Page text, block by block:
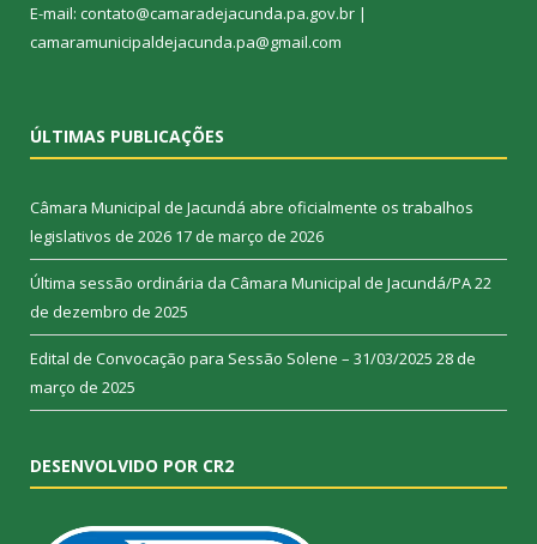
E-mail: contato@camaradejacunda.pa.gov.br |
camaramunicipaldejacunda.pa@gmail.com
ÚLTIMAS PUBLICAÇÕES
Câmara Municipal de Jacundá abre oficialmente os trabalhos
legislativos de 2026 17 de março de 2026
Última sessão ordinária da Câmara Municipal de Jacundá/PA22
de dezembro de 2025
Edital de Convocação para Sessão Solene – 31/03/2025 28 de
março de 2025
DESENVOLVIDO POR CR2